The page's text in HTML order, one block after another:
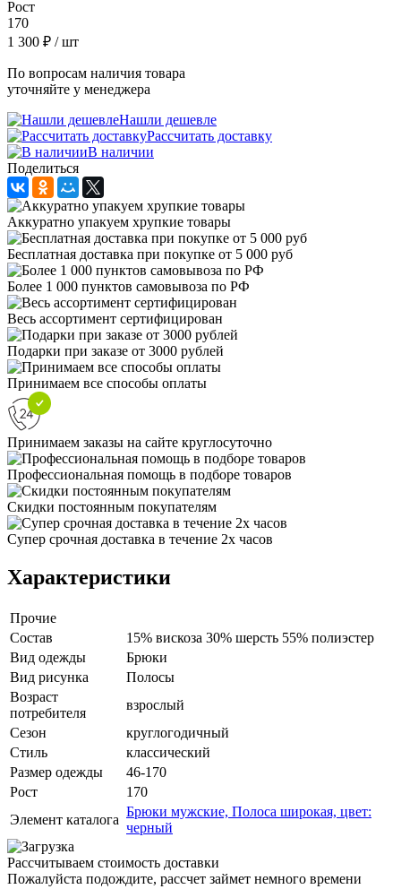
Рост
170
1 300 ₽ / шт
По вопросам наличия товара
уточняйте у менеджера
Нашли дешевле
Рассчитать доставку
В наличии
Поделиться
Аккуратно упакуем хрупкие товары
Бесплатная доставка при покупке от 5 000 руб
Более 1 000 пунктов самовывоза по РФ
Весь ассортимент сертифицирован
Подарки при заказе от 3000 рублей
Принимаем все способы оплаты
Принимаем заказы на сайте круглосуточно
Профессиональная помощь в подборе товаров
Скидки постоянным покупателям
Супер срочная доставка в течение 2х часов
Характеристики
Прочие
Состав
15% вискоза 30% шерсть 55% полиэстер
Вид одежды
Брюки
Вид рисунка
Полосы
Возраст
потребителя
взрослый
Сезон
круглогодичный
Стиль
классический
Размер одежды
46-170
Рост
170
Элемент каталога
Брюки мужские, Полоса широкая, цвет:
черный
Рассчитываем стоимость доставки
Пожалуйста подождите, рассчет займет немного времени